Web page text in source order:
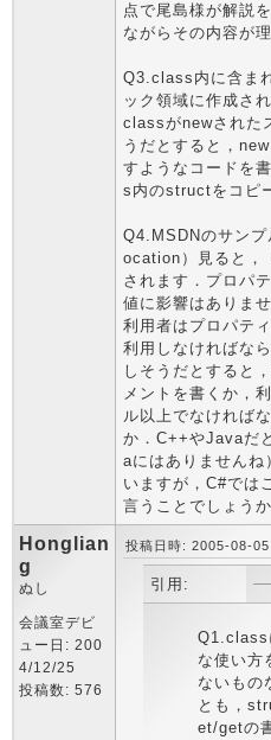
点で尾島様が解説
ながらその内容が
Q3.class内に含ま
ック領域に作成さ
classがnewされた
うだとすると，
すようなコードを
s内のstructをコピ
Q4.MSDNのサン
ocation）見ると，
されます．プロパ
値に影響はありま
利用者はプロパテ
利用しなければな
しそうだとすると
メントを書くか，
ル以上でなければ
か．C++やJavaだ
aにはありません
いますが，C#では
言うことでしょうか
Honglian
g
ぬし
会議室デビ
ュー日: 200
4/12/25
投稿数: 576
投稿日時: 2005-08-
引用:
Q1.class
な使い方
ないもの
とも，
et/getの